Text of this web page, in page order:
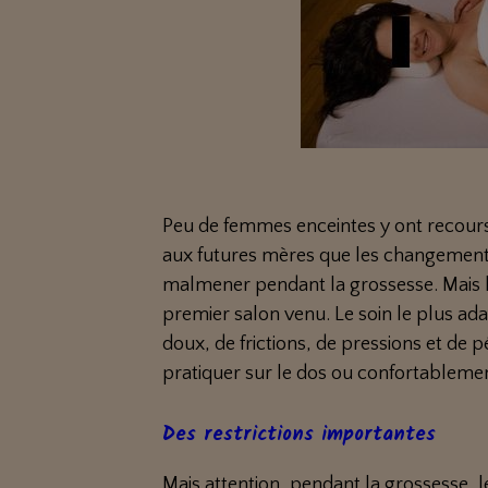
Peu de femmes enceintes y ont
aux futures mères que les
malmener pendant la grossesse.
premier salon venu. Le soin le plus
doux, de frictions, de pressions et de
pratiquer sur le dos ou
Des restrictions importantes